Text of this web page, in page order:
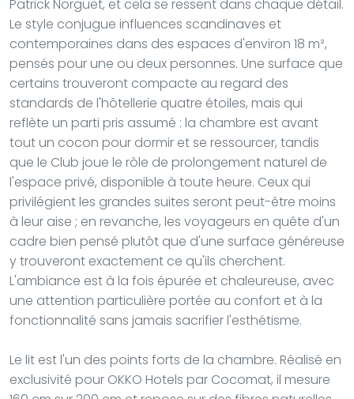
Patrick Norguet, et cela se ressent dans chaque détail.
Le style conjugue influences scandinaves et
contemporaines dans des espaces d'environ 18 m²,
pensés pour une ou deux personnes. Une surface que
certains trouveront compacte au regard des
standards de l'hôtellerie quatre étoiles, mais qui
reflète un parti pris assumé : la chambre est avant
tout un cocon pour dormir et se ressourcer, tandis
que le Club joue le rôle de prolongement naturel de
l'espace privé, disponible à toute heure. Ceux qui
privilégient les grandes suites seront peut-être moins
à leur aise ; en revanche, les voyageurs en quête d'un
cadre bien pensé plutôt que d'une surface généreuse
y trouveront exactement ce qu'ils cherchent.
L'ambiance est à la fois épurée et chaleureuse, avec
une attention particulière portée au confort et à la
fonctionnalité sans jamais sacrifier l'esthétisme.
Le lit est l'un des points forts de la chambre. Réalisé en
exclusivité pour OKKO Hotels par Cocomat, il mesure